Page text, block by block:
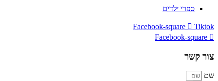
ספרי ילדים
Facebook-square
Tiktok
Facebook-square
צור קשר
שם